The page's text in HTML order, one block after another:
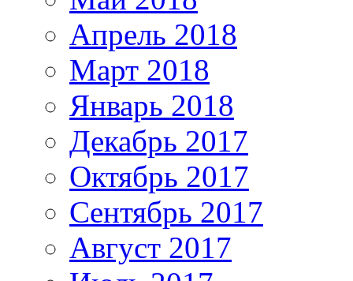
Апрель 2018
Март 2018
Январь 2018
Декабрь 2017
Октябрь 2017
Сентябрь 2017
Август 2017